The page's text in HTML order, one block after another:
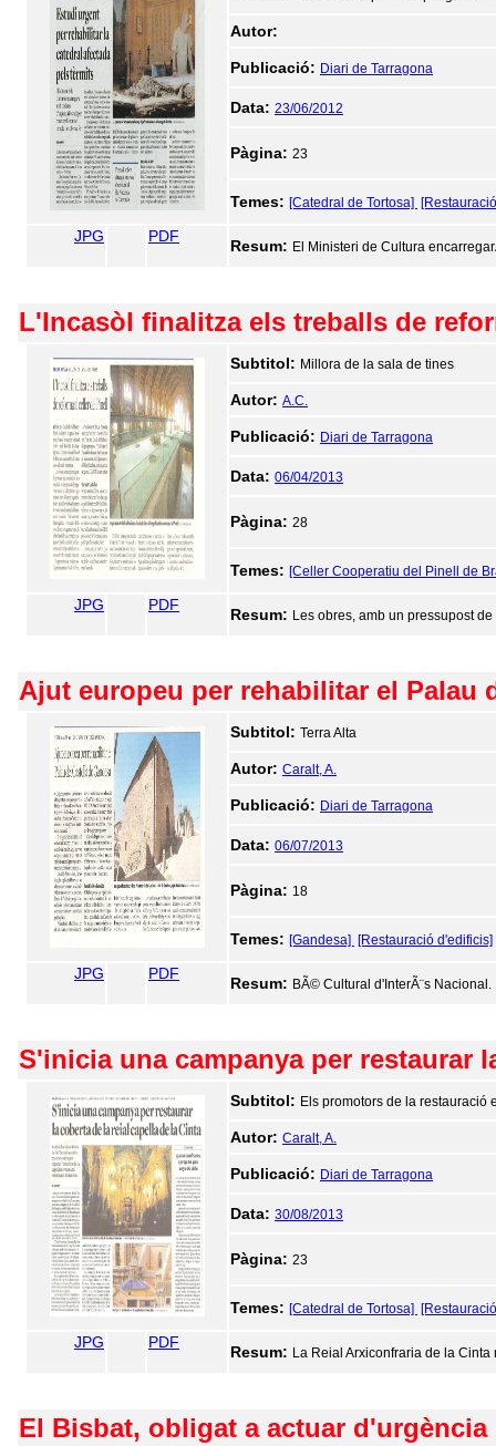
Autor:
Publicació: Diari de Tarragona
Data: 23/06/2012
Pàgina: 23
Temes: [Catedral de Tortosa]
JPG PDF
Resum: El Ministeri de Cultura
L'Incasòl finalitza els treballs de
Subtitol: Millora de la sala de tines
Autor: A.C.
Publicació: Diari de Tarragona
Data: 06/04/2013
Pàgina: 28
Temes: [Celler Cooperatiu del Pinell de
JPG PDF
Resum: Les obres, amb un pressupost
Ajut europeu per rehabilitar el Palau
Subtitol: Terra Alta
Autor: Caralt, A.
Publicació: Diari de Tarragona
Data: 06/07/2013
Pàgina: 18
Temes: [Gandesa] [Restauració d'edificis]
JPG PDF
Resum: BÃ© Cultural d'InterÃ¨s Nacional.
S'inicia una campanya per restaurar
Subtitol: Els promotors de la restauració
Autor: Caralt, A.
Publicació: Diari de Tarragona
Data: 30/08/2013
Pàgina: 23
Temes: [Catedral de Tortosa]
JPG PDF
Resum: La Reial Arxiconfraria de la
El Bisbat, obligat a actuar